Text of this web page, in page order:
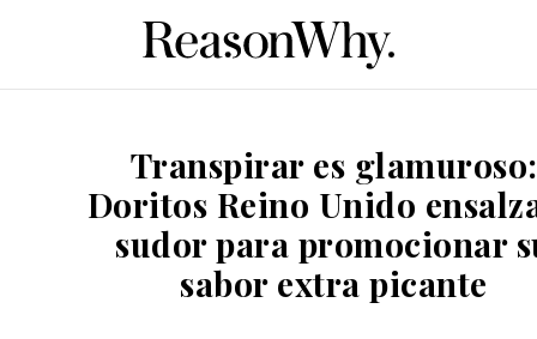
Transpirar es glamuroso:
Doritos Reino Unido
sudor para promocionar
sabor extra picante